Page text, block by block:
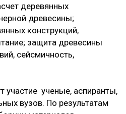
деревянных
древесины;
конструкций,
защита древесины
сейсмичность,
участие ученые, аспиранты,
вузов. По результатам